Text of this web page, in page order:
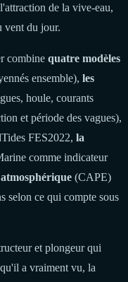
de la vive-eau,
vent du jour.
combine quatre modèles
ensemble), les
houle, courants
et période des vagues),
FES2022, la
comme indicateur
(CAPE)
selon ce qui compte sous
et plongeur qui
a vraiment vu, la